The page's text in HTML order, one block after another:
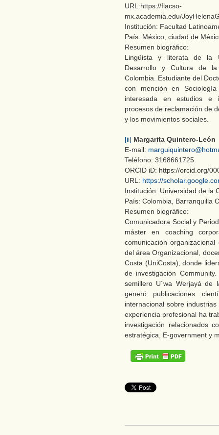
URL:https://flacso-
mx.academia.edu/
Institución: Facultad
País: México, ciudad de
Resumen biográfico:
Lingüista y literata de la
Desarrollo y Cultura de la
Colombia. Estudiante del
con mención en
interesada en estudios e
procesos de reclamación de
y los movimientos sociales.
[ii] Margarita Quintero-León
E-mail:
Teléfono: 3168661725
ORCID iD: https://orcid.org/
URL: https://
Institución: Universidad de la
País: Colombia, Barranquilla
Resumen biográfico:
Comunicadora Social y
máster en coaching
comunicación
del área Organizacional,
Costa (UniCosta), donde
de investigación
semillero U´wa Werjayá de
generó publicaciones
internacional sobre
experiencia profesional ha
investigación relacionados
estratégica, E-government y